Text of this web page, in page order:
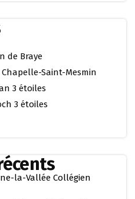
de Braye
Chapelle-Saint-Mesmin
3 étoiles
3 étoiles
la-Vallée Collégien